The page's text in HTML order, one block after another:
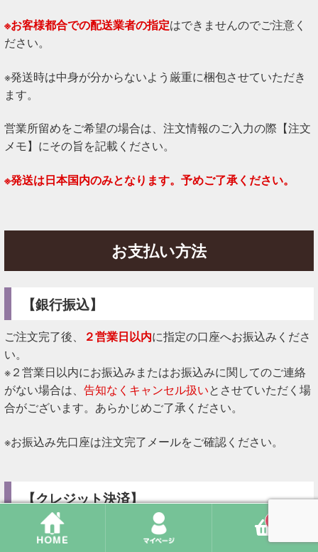
※お客様都合での配送業者の指定はできませんのでご注意く
ださい。
※発送時は中身が分からないよう厳重に梱包させていただき
ます。
営業所留めをご希望の場合は、注文情報のご入力の際【注文
メモ】にその旨を記載ください。
※発送は日本国内のみとなります。予めご了承ください。
お支払い方法
【銀行振込】
ご注文完了後、 ２営業日以内に指定の口座へお振込みくださ
い。
※２営業日以内にお振込みまたはお振込みに関してのご連絡
がない場合は、 告知なくキャンセル扱いとさせていただく場
合がございます。あらかじめご了承ください。
※お振込み先口座は注文完了メールをご確認ください。
【クレジット決済】
・お客様から注文完了をご確認後、当店よりクレジット決済
のリンクを送付させていただきます。